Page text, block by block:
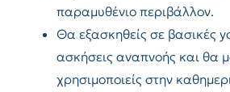
παραμυθένιο περιβάλλον.
Θα εξασκηθείς σε βασικές
ασκήσεις αναπνοής και θα
χρησιμοποιείς στην